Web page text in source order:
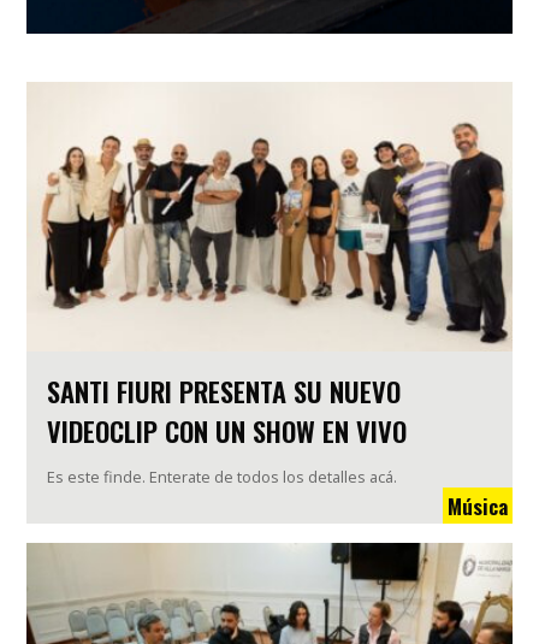
SANTI FIURI PRESENTA SU NUEVO
VIDEOCLIP CON UN SHOW EN VIVO
Es este finde. Enterate de todos los detalles acá.
Música